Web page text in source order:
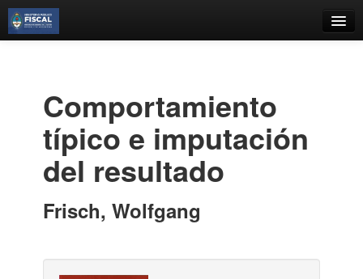
Estantes Virtuales
Contacto
Comportamiento
típico e imputación
del resultado
Frisch, Wolfgang